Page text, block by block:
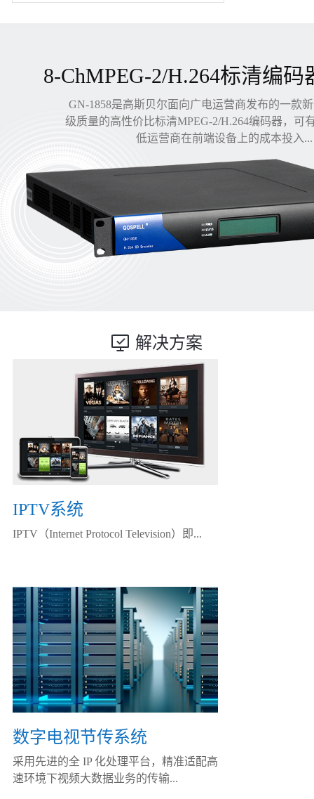
8-ChMPEG-2/H.264标清编码
GN-1858是高斯贝尔面向广电运营商发布的一款
级质量的高性价比标清MPEG-2/H.264编码器，可
低运营商在前端设备上的成本投入...
解决方案
IPTV系统
IPTV（Internet Protocol Television）即...
数字电视节传系统
采用先进的全 IP 化处理平台，精准适配高
速环境下视频大数据业务的传输...